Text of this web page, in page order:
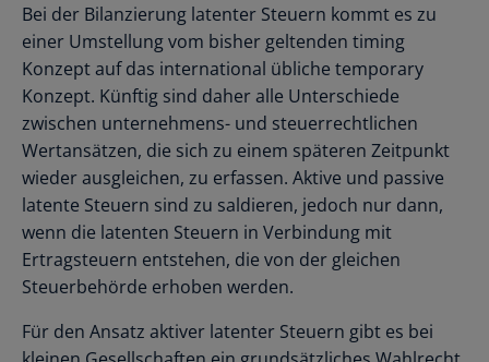
Bei der Bilanzierung latenter Steuern kommt es zu
einer Umstellung vom bisher geltenden timing
Konzept auf das international übliche temporary
Konzept. Künftig sind daher alle Unterschiede
zwischen unternehmens- und steuerrechtlichen
Wertansätzen, die sich zu einem späteren Zeitpunkt
wieder ausgleichen, zu erfassen. Aktive und passive
latente Steuern sind zu saldieren, jedoch nur dann,
wenn die latenten Steuern in Verbindung mit
Ertragsteuern entstehen, die von der gleichen
Steuerbehörde erhoben werden.
Für den Ansatz aktiver latenter Steuern gibt es bei